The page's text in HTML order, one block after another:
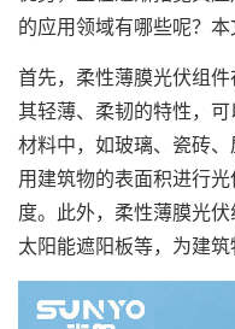
的应用领域有哪些呢？本
首先，柔性薄膜光伏组
其轻薄、柔韧的特性，
材料中，如玻璃、瓷砖
用建筑物的表面积进行
度。此外，柔性薄膜光伏
太阳能遮阳板等，为建筑